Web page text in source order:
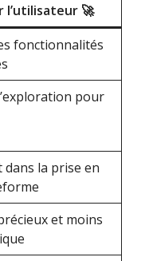
l’utilisateur 🚀
fonctionnalités
pour
la prise en
et moins